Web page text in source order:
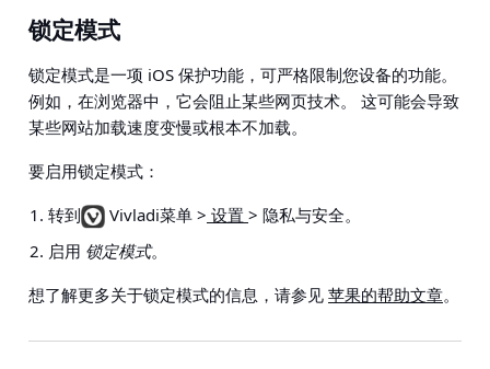
锁定模式
锁定模式是一项 iOS 保护功能，可严格限制您设备的功能。
例如，在浏览器中，它会阻止某些网页技术。 这可能会导致
某些网站加载速度变慢或根本不加载。
要启用锁定模式：
转到
Vivladi菜单 > 设置 > 隐私与安全。
启用 锁定模式。
想了解更多关于锁定模式的信息，请参见 苹果的帮助文章。